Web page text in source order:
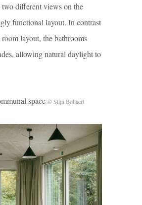
different views on the
functional layout. In contrast
layout, the bathrooms
allowing natural daylight to
space© Stijn Bollaert